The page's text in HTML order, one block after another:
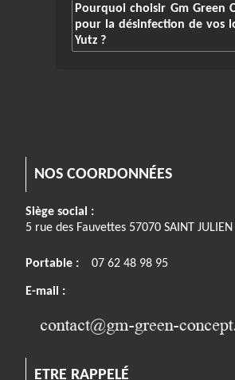
Pourquoi choisir Gm Green
pour la désinfection de vos
Yutz ?
NOS COORDONNÉES
Siège social :
5 rue des Fauvettes 57070 SAINT JULIEN
Portable : 07 62 48 98 95
E-mail :
ETRE RAPPELÉ